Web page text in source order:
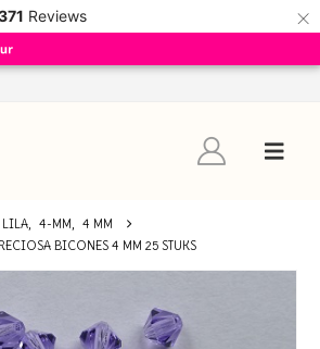
Reviews ×
LILA, 4-MM, 4 MM
BICONES 4 MM 25 STUKS